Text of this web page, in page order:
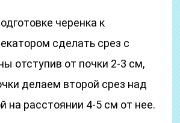
черенка к
сделать срез с
отступив от почки 2-3 см,
делаем второй срез над
на расстоянии 4-5 см от нее.